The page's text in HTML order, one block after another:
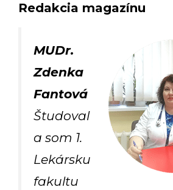
Redakcia magazínu
MUDr.
Zdenka
Fantová
Študoval
a som 1.
Lekársku
fakultu